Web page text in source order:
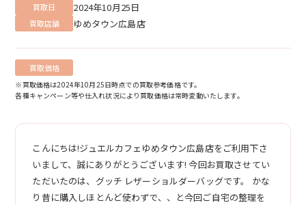
買取日 2024年10月25日
買取店舗 ゆめタウン広島店
買取価格
※買取価格は2024年10月25日時点での買取参考価格です。
各種キャンペーン等や仕入れ状況により買取価格は常時変動いたします。
こんにちは!ジュエルカフェゆめタウン広島店をご利用下さ
いまして、誠にありがとうございます! 今回お買取させてい
ただいたのは、グッチ レザーショルダーバッグです。 かな
り昔に購入しほとんど使わずで、、と今回ご自宅の整理を